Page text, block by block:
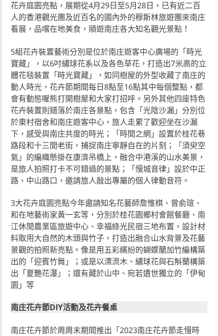
花卉庭園亮點，展期從4月29日至5月28日，已有近二百
人的香港觀光團及近百名的國內外的穆斯林旅遊團來南庄
看展，品嚐在地美食，順遊南庄各大知名觀光景點！
5組花卉裝置藝術分別是位於南庄遊客中心廣場的「時光
寶藏」，以6吋繡球花系以及各色草花，打造出7米高的立
體花毯裝置「時光寶藏」，如同樹屋的外型收藏了南庄的
動人時光，花卉節期間每日8點至16點其中每個整點，都
會有動態喔熊打開樹屋和大家打招呼。另外其他四座特色
花卉裝置則錯落於南庄各景點，包含「光陰沙漏」分別位
於東村宿舍和南庄遊客中心，旅人走累了歡迎坐在沙漏
下，感受與南庄共度的時光；「時間之網」設置於桂花巷
路段和十三間老街，捕捉南庄寧靜自在的片刻；「須臾空
氣」的編織懸掛在康濟吊橋上，融合中港溪的山水美景，
是旅人拍照打卡不可錯過的景點；「慢城音律」設於中正
路、中山路口，邀請旅人敲出專屬的個人律動音符。
3大花卉庭園亮點今年邀請知名花藝師詹惟棋、曾俞瑄、
和在地藝術家黃一玄等，分別於桂花園鄉村會館餐廳、南
江休閒農業區旅遊中心、幸福綠光民宿三地布置，設計材
料取用大自然的木頭與竹子，打造出融合山水背景及花藝
景觀的拍照新亮點。像是用五彩繽紛的蝴蝶蘭加竹編構築
出的「迎賓竹舞」；或是以漂流木、繡球花與石斛蘭構築
出「夏艷花瀑」；還有藏於山中、宛若遺世獨立的「伊甸
園」等
南庄花卉節DIY活動及花卉餐桌
南庄花卉節於周周末期間推出「2023南庄花卉節走慢時